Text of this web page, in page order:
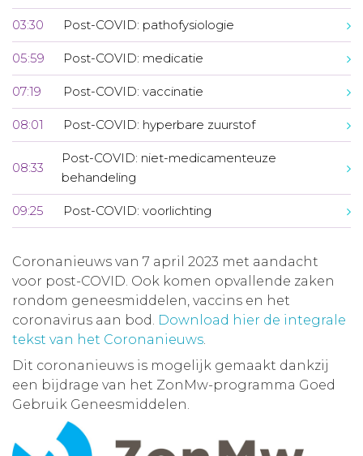
03:30 Post-COVID: pathofysiologie
05:59 Post-COVID: medicatie
07:19 Post-COVID: vaccinatie
08:01 Post-COVID: hyperbare zuurstof
08:33
Post-COVID: niet-medicamenteuze
behandeling
09:25 Post-COVID: voorlichting
Coronanieuws van 7 april 2023 met aandacht
voor post-COVID. Ook komen opvallende zaken
rondom geneesmiddelen, vaccins en het
coronavirus aan bod. Download hier de integrale
tekst van het Coronanieuws.
Dit coronanieuws is mogelijk gemaakt dankzij
een bijdrage van het ZonMw-programma Goed
Gebruik Geneesmiddelen.